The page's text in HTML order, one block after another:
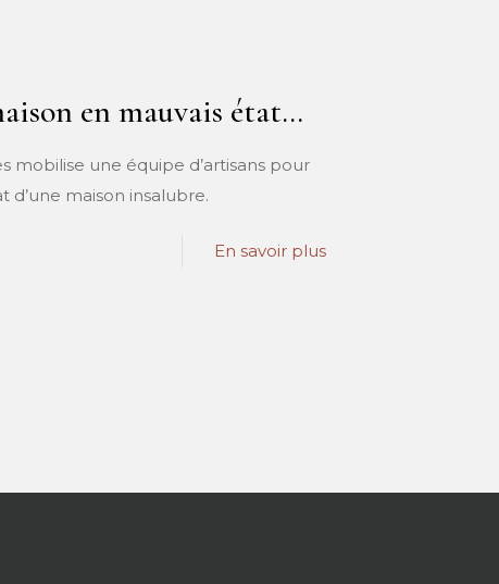
en mauvais état…
mobilise une équipe d’artisans pour
maison insalubre.
En savoir plus